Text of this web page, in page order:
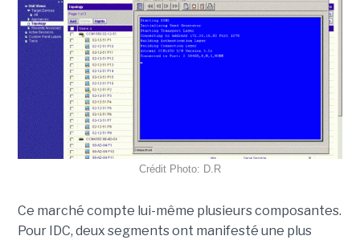
Crédit Photo: D.R
Ce marché compte lui-même plusieurs composantes.
Pour IDC, deux segments ont manifesté une plus